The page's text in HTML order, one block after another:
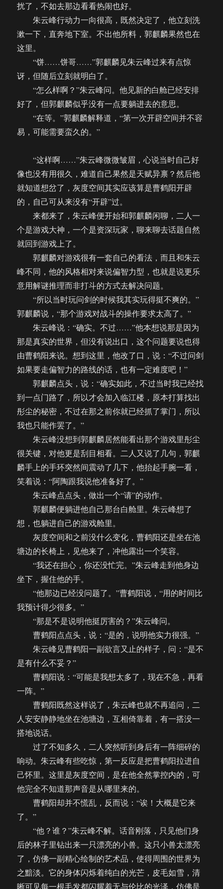
扰了，不如去那边看看热闹也好。
朱云峰行动力一向很高，既然决定了，他立刻洗
漱一下，直奔地下室。不出他所料，郭麒麟果然也在
这里。
“饼……饼哥……”郭麒麟见朱云峰过来有点惊
讶，但随后立刻就明白了。
“怎么样啊？”朱云峰问。他见新的白舱已经安排
好了，但郭麒麟似乎没有一点要躺进去的意思。
“在等。”郭麒麟解释道，“第一次开辟空间并不容
易，可能需要蛮久的。”
“这样啊……”朱云峰微微皱眉，心说当时自己好
像也没有用很久，难道自己果然是天赋异禀？然后他
就知道想岔了，灰度空间其实应该算是曹鹤阳开辟
的，自己可从来没有“开辟”过。
来都来了，朱云峰便开始和郭麒麟闲聊，二人一
个是游戏大神，一个是资深玩家，聊来聊去话题自然
就回到游戏上了。
郭麒麟对游戏很有一套自己的看法，而且和朱云
峰不同，他的风格相对来说偏智力型，也就是说更乐
意用解谜推理而非打斗的方式去解决问题。
“所以当时玩问剑的时候我其实玩得挺不爽的。”
郭麒麟说，“那个游戏对战斗的操作要求太高了。”
朱云峰说：“确实。不过……”他本想说那是因为
那是真实的世界，但没有说出口，这个问题要说也得
由曹鹤阳来说。想到这里，他改了口，说：“不过问剑
如果要走偏智力的路线的话，也有一定难度吧！”
郭麒麟点头，说：“确实如此，不过当时我已经找
到一点门路了，所以才会加入临江楼，原本打算找出
彤尘的秘密，不过在那之前你就已经抓了掌门，所以
我也只能作罢了。”
朱云峰没想到郭麒麟居然能看出那个游戏里彤尘
很关键，对他更是刮目相看。二人又说了几句，郭麒
麟手上的手环突然间震动了几下，他抬起手腕一看，
笑着说：“阿陶跟我说他准备好了。”
朱云峰点点头，做出一个“请”的动作。
郭麒麟便躺进他自己那台白舱里。朱云峰想了
想，也躺进自己的游戏舱里。
灰度空间和之前没什么变化，曹鹤阳还是坐在池
塘边的长椅上，见他来了，冲他露出一个笑容。
“我还在担心，你还没忙完。”朱云峰走到他身边
坐下，握住他的手。
“他那边已经没问题了。”曹鹤阳说，“用的时间比
我预计得少很多。”
“那是不是说明他挺厉害的？”朱云峰问。
曹鹤阳点点头，说：“是的，说明他实力很强。”
朱云峰见曹鹤阳一副欲言又止的样子，问：“是不
是有什么不妥？”
曹鹤阳说：“可能是我想太多了，现在不急，再看
一阵。”
曹鹤阳既然这样说了，朱云峰也就不再追问，二
人安安静静地坐在池塘边，互相倚靠着，有一搭没一
搭地说话。
过了不知多久，二人突然听到身后有一阵细碎的
响动。朱云峰有些吃惊，第一反应是把曹鹤阳拉进自
己怀里。这里是灰度空间，是在他全然掌控内的，可
他完全不知道那声音是从哪里来的。
曹鹤阳却并不慌乱，反而说：“诶！大概是它来
了。”
“他？谁？”朱云峰不解。话音刚落，只见他们身
后的林子里钻出来一只漂亮的小兽。这只小兽太漂亮
了，仿佛一副精心绘制的艺术品，使得周围的世界为
之黯淡。它的身体闪烁着纯白的光芒，皮毛如雪，清
晰可见每一根毛发都闪耀着无与伦比的光泽，仿佛是